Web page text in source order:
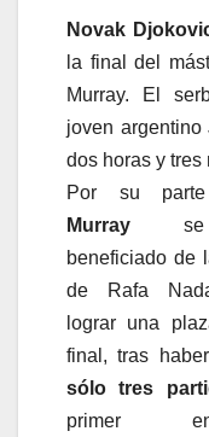
Novak
la final del
Murray. El
joven
dos horas y tres
Por su
Murray se
beneficiado de
de Rafa
lograr una
final, tras
sólo tres
primer